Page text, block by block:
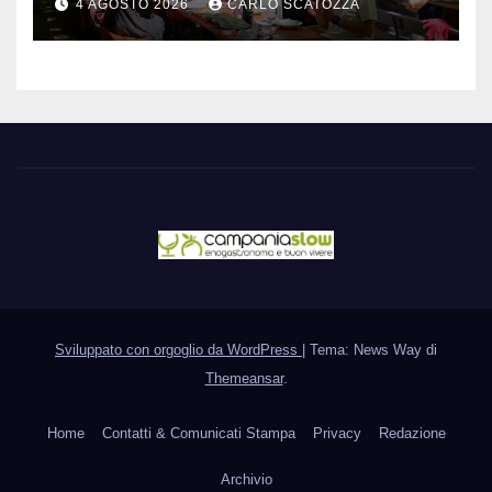
cibo
4 AGOSTO 2026 CARLO SCATOZZA
Sviluppato con orgoglio da WordPress
Tema: News Way di
Themeansar.
Home Contatti & Comunicati Stampa Privacy Redazione
Archivio